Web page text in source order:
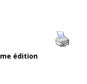
édition